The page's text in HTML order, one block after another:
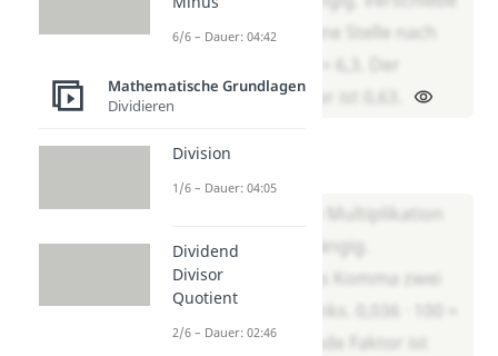
das Komma eine Stelle nach
links. 0,63 · 10 = 6,3. Der
fehlende Faktor ist 0,63.
Du machst die Multiplikation
mit 100 rückgängig.
Verschiebe das Komma zwei
Stellen nach links. 0,036 · 100 =
3,6. Der fehlende Faktor ist
6/6 – Dauer: 04:42
Mathematische Grundlagen
Dividieren
Division
1/6 – Dauer: 04:05
Dividend
Divisor
Quotient
2/6 – Dauer: 02:46